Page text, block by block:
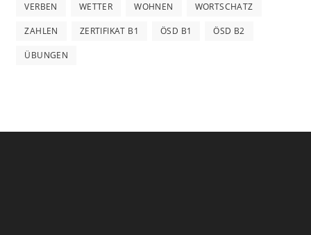
VERBEN WETTER WOHNEN WORTSCHATZ
ZAHLEN ZERTIFIKAT B1 ÖSD B1 ÖSD B2
ÜBUNGEN